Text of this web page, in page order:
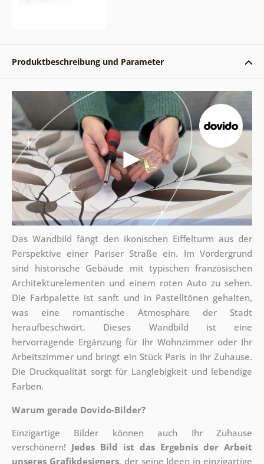
Produktbeschreibung und Parameter
Das Wandbild fängt den ikonischen Eiffelturm aus der
Perspektive einer Pariser Straße ein. Im Vordergrund
sind historische Gebäude mit typischen französischen
Architekturelementen und einem roten Auto zu sehen.
Die Farbpalette ist sanft und in Pastelltönen gehalten,
was eine romantische Atmosphäre der Stadt
heraufbeschwört. Dieses Wandbild ist eine
hervorragende Ergänzung für Ihr Wohnzimmer oder Ihr
Arbeitszimmer und bringt ein Stück Paris in Ihr Zuhause.
Die Druckqualität sorgt für Langlebigkeit und lebendige
Farben.
Warum gerade Dovido-Bilder?
Einzigartige Bilder können auch Ihr Zuhause
verschönern! Jedes Bild ist das Ergebnis der Arbeit
unseres Grafikdesigners, der seine Ideen in einzigartige